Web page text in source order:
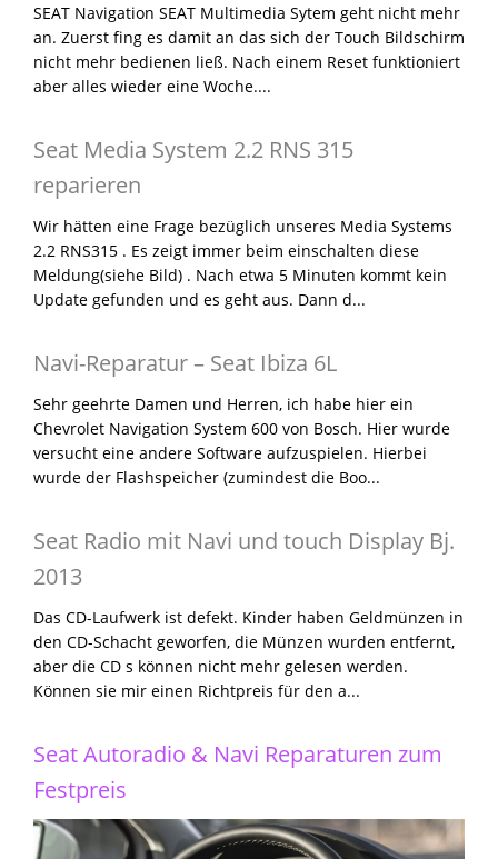
SEAT Navigation SEAT Multimedia Sytem geht nicht mehr
an. Zuerst fing es damit an das sich der Touch Bildschirm
nicht mehr bedienen ließ. Nach einem Reset funktioniert
aber alles wieder eine Woche....
Seat Media System 2.2 RNS 315
reparieren
Wir hätten eine Frage bezüglich unseres Media Systems
2.2 RNS315 . Es zeigt immer beim einschalten diese
Meldung(siehe Bild) . Nach etwa 5 Minuten kommt kein
Update gefunden und es geht aus. Dann d...
Navi-Reparatur – Seat Ibiza 6L
Sehr geehrte Damen und Herren, ich habe hier ein
Chevrolet Navigation System 600 von Bosch. Hier wurde
versucht eine andere Software aufzuspielen. Hierbei
wurde der Flashspeicher (zumindest die Boo...
Seat Radio mit Navi und touch Display Bj.
2013
Das CD-Laufwerk ist defekt. Kinder haben Geldmünzen in
den CD-Schacht geworfen, die Münzen wurden entfernt,
aber die CD s können nicht mehr gelesen werden.
Können sie mir einen Richtpreis für den a...
Seat Autoradio & Navi Reparaturen zum
Festpreis